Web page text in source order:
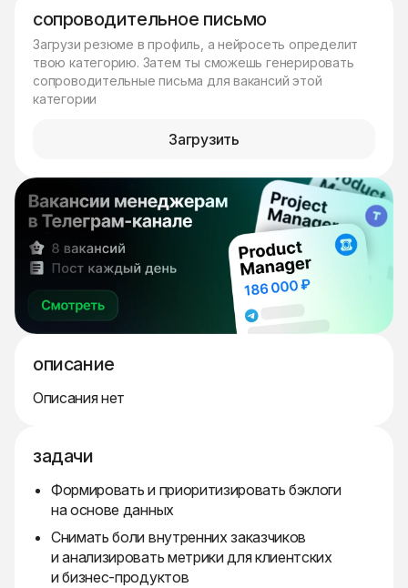
сопроводительное письмо
Загрузи резюме в профиль, а нейросеть определит
твою категорию. Затем ты сможешь генерировать
сопроводительные письма для вакансий этой
категории
Загрузить
описание
Описания нет
задачи
Формировать и приоритизировать бэклоги
на основе данных
Снимать боли внутренних заказчиков
и анализировать метрики для клиентских
и бизнес-продуктов